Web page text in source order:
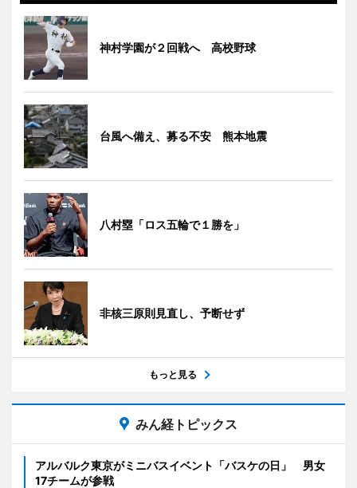
神村学園が２回戦へ 高校野球
台風へ備え、募る不安 熊本地震
八村塁「ロス五輪で１勝を」
非核三原則見直し、予断せず
もっと見る
みん経トピックス
アルバルク東京がミニバスイベント「バスケの日」 男女
17チームが参戦